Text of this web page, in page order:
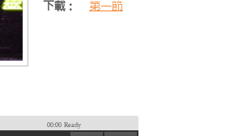
下載：
第一節
00:00 Ready